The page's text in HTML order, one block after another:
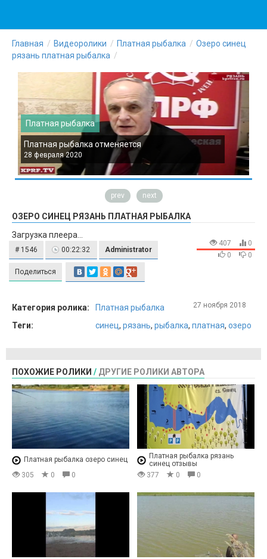
Главная Видеоролики Платная рыбалка
Озеро синец
рязань платная рыбалка
Платная рыбалка
Платная рыбалка отменяется
28 февраля 2020
prev next
ОЗЕРО СИНЕЦ РЯЗАНЬ ПЛАТНАЯ РЫБАЛКА
Загрузка плеера...
# 1546 00:22:32 Administrator
Поделиться
407
0
0
0
Категория ролика:
Платная рыбалка
Теги:
синец, рязань, рыбалка, платная, озеро
27 ноября 2018
ПОХОЖИЕ РОЛИКИ / ДРУГИЕ РОЛИКИ АВТОРА
Платная рыбалка озеро синец
305
0 0
Платная рыбалка рязань
синец отзывы
377
0 0